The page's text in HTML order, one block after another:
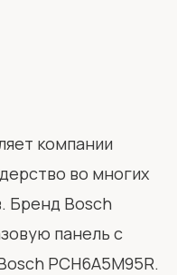
компании
во многих
Бренд Bosch
панель с
PCH6A5M95R.